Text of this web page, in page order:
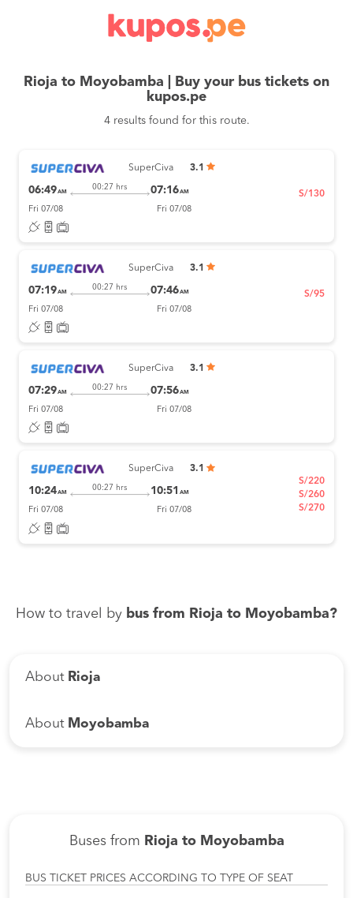
Rioja to Moyobamba | Buy your bus tickets on
kupos.pe
4 results found for this route.
SuperCiva 3.1
06:49AM
00:27 hrs 07:16AM
Fri 07/08 Fri 07/08
S/130
SuperCiva 3.1
07:19AM
00:27 hrs 07:46AM
Fri 07/08 Fri 07/08
S/95
SuperCiva 3.1
07:29AM
00:27 hrs 07:56AM
Fri 07/08 Fri 07/08
SuperCiva 3.1
10:24AM
00:27 hrs 10:51 AM
Fri 07/08 Fri 07/08
S/220
S/260
S/270
How to travel by bus from Rioja to Moyobamba?
About Rioja
About Moyobamba
Buses from Rioja to Moyobamba
BUS TICKET PRICES ACCORDING TO TYPE OF SEAT